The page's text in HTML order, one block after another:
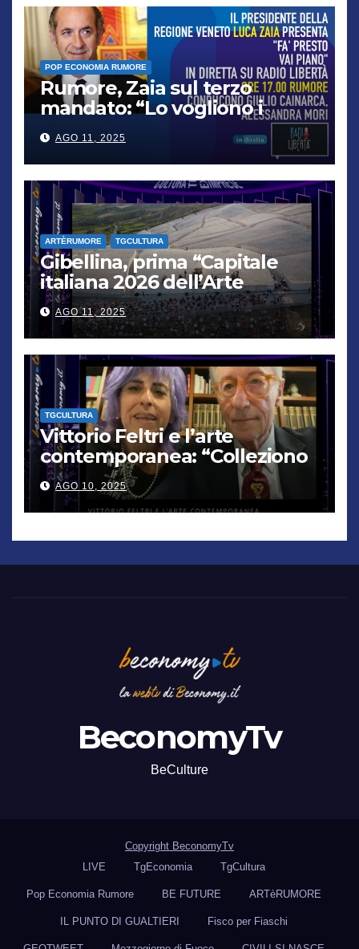
POP ECONOMIA RUMORE
Rumore, Zaia sul terzo
mandato: “Lo vogliono i
cittadini, chi non lo capisce
verrà punito”
AGO 11, 2025
ARTÈRUMORE TGCULTURA
Gibellina, prima “Capitale
italiana 2026 dell’Arte
contemporanea”
AGO 11, 2025
TGCULTURA
Vittorio Feltri e l’arte
contemporanea: “Colleziono
De Chirico. Cattelan? Un
genio”
AGO 10, 2025
BeconomyTv
BeCulture
Copyright BeconomyTv
LIVE
TgEconomia TgCultura
Pop Economia Rumore BE FUTURE ARTèRUMORE
IL PUNTO DI GUALTIERI Fisco per Fiaschi